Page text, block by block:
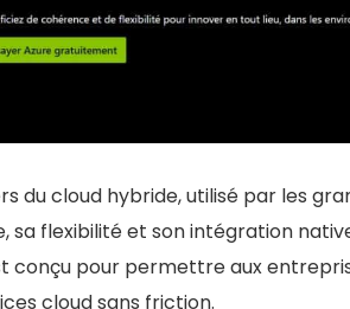
POUR:
CPU : Jusqu'à 96 Core
du cloud hybride, utilisé par les
sa flexibilité et son intégration
conçu pour permettre aux
cloud sans friction.